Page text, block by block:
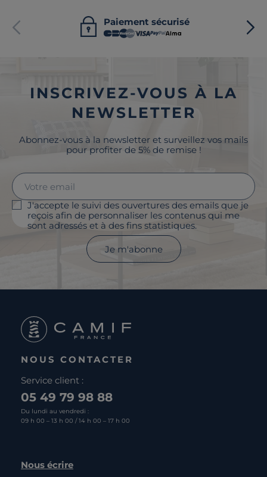
Paiement sécurisé
INSCRIVEZ-VOUS À LA
NEWSLETTER
Abonnez-vous à la newsletter et surveillez vos mails
pour profiter de 5% de remise !
J'accepte le suivi des ouvertures des emails que je
reçois afin de personnaliser les contenus qui me
sont adressés et à des fins statistiques.
Je m'abonne
NOUS CONTACTER
Service client :
05 49 79 98 88
Du lundi au vendredi :
09 h 00 – 13 h 00 / 14 h 00 – 17 h 00
Nous écrire